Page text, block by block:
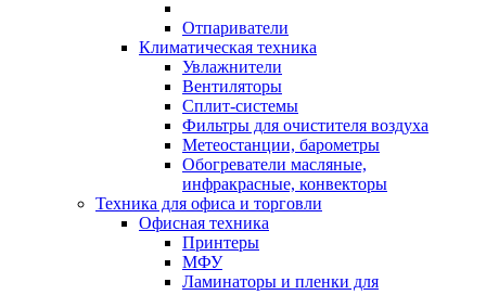
Отпариватели
Климатическая техника
Увлажнители
Вентиляторы
Сплит-системы
Фильтры для очистителя воздуха
Метеостанции, барометры
Обогреватели масляные,
инфракрасные, конвекторы
Техника для офиса и торговли
Офисная техника
Принтеры
МФУ
Ламинаторы и пленки для